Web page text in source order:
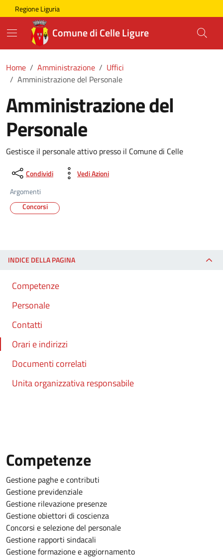
Skip to main content
Comune di Celle Ligure
Regione Liguria
Comune di Celle Ligure
Home Amministrazione
Uffici
Amministrazione del Personale
Amministrazione del
Personale
Gestisce il personale attivo presso il Comune di Celle
Condividi
Vedi Azioni
Argomenti
Concorsi
INDICE DELLA PAGINA
Competenze
Personale
Contatti
Orari e indirizzi
Documenti correlati
Unita organizzativa responsabile
Competenze
Gestione paghe e contributi
Gestione previdenziale
Gestione rilevazione presenze
Gestione obiettori di coscienza
Concorsi e selezione del personale
Gestione rapporti sindacali
Gestione formazione e aggiornamento